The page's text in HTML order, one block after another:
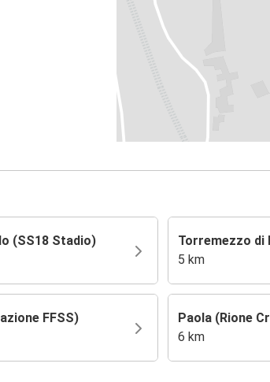
(SS18 Stadio)
Torremezzo di
5 km
FFSS)
Paola (Rione
6 km